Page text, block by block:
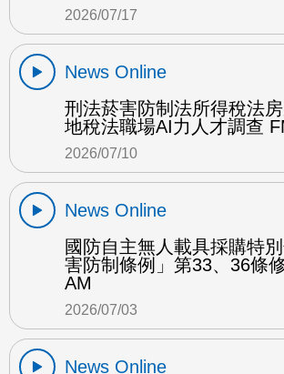
2026/07/17
News Online
刑法菸害防制法所得稅法
地稅法職場AI力人才調查
2026/07/10
News Online
國防自主無人載具採購特
害防制條例」第33、36條
AM
2026/07/03
News Online